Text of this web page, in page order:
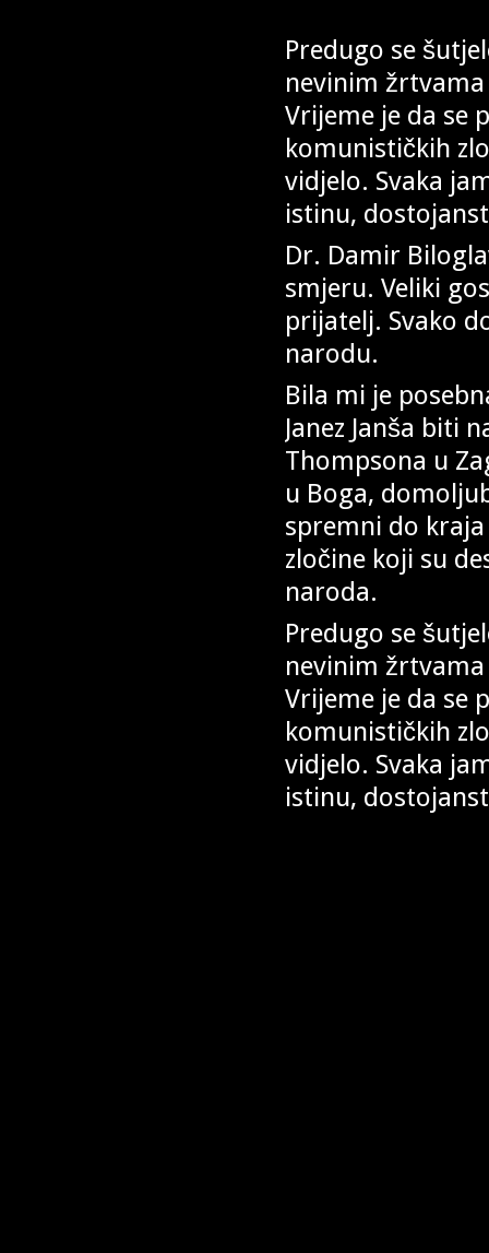
Predugo se
nevinim
Vrijeme je da se
komunističkih
vidjelo. Svaka
istinu,
Dr. Damir
smjeru. Veliki
prijatelj. Svako
narodu.
Bila mi je
Janez Janša biti
Thompsona u
u Boga,
spremni do
zločine koji su
naroda.
Predugo se
nevinim
Vrijeme je da se
komunističkih
vidjelo. Svaka
istinu,